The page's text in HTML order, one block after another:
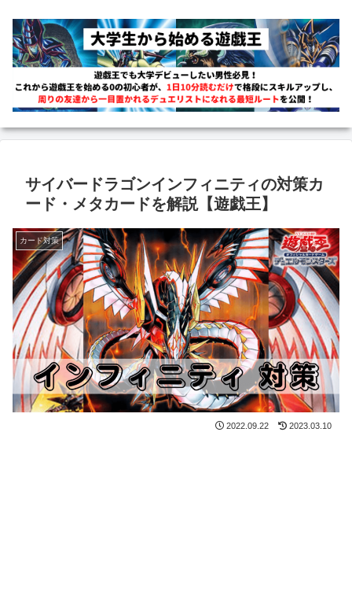
サイバードラゴンインフィニティの対策カ
ード・メタカードを解説【遊戯王】
カード対策
2022.09.22 2023.03.10